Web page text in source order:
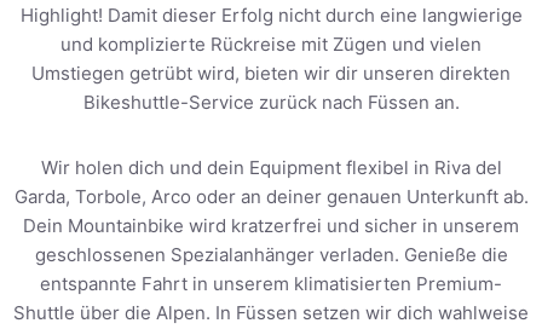
Highlight! Damit dieser Erfolg nicht durch eine langwierige
und komplizierte Rückreise mit Zügen und vielen
Umstiegen getrübt wird, bieten wir dir unseren direkten
Bikeshuttle-Service zurück nach Füssen an.
Wir holen dich und dein Equipment flexibel in Riva del
Garda, Torbole, Arco oder an deiner genauen Unterkunft ab.
Dein Mountainbike wird kratzerfrei und sicher in unserem
geschlossenen Spezialanhänger verladen. Genieße die
entspannte Fahrt in unserem klimatisierten Premium-
Shuttle über die Alpen. In Füssen setzen wir dich wahlweise